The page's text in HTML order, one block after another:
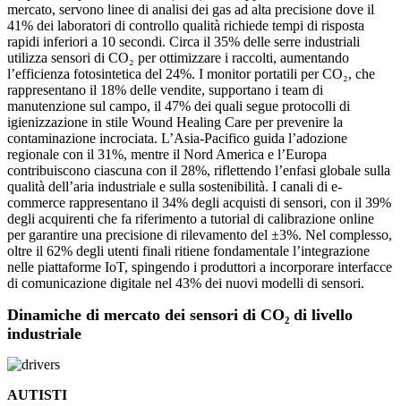
mercato, servono linee di analisi dei gas ad alta precisione dove il
41% dei laboratori di controllo qualità richiede tempi di risposta
rapidi inferiori a 10 secondi. Circa il 35% delle serre industriali
utilizza sensori di CO₂ per ottimizzare i raccolti, aumentando
l’efficienza fotosintetica del 24%. I monitor portatili per CO₂, che
rappresentano il 18% delle vendite, supportano i team di
manutenzione sul campo, il 47% dei quali segue protocolli di
igienizzazione in stile Wound Healing Care per prevenire la
contaminazione incrociata. L’Asia-Pacifico guida l’adozione
regionale con il 31%, mentre il Nord America e l’Europa
contribuiscono ciascuna con il 28%, riflettendo l’enfasi globale sulla
qualità dell’aria industriale e sulla sostenibilità. I canali di e-
commerce rappresentano il 34% degli acquisti di sensori, con il 39%
degli acquirenti che fa riferimento a tutorial di calibrazione online
per garantire una precisione di rilevamento del ±3%. Nel complesso,
oltre il 62% degli utenti finali ritiene fondamentale l’integrazione
nelle piattaforme IoT, spingendo i produttori a incorporare interfacce
di comunicazione digitale nel 43% dei nuovi modelli di sensori.
Dinamiche di mercato dei sensori di CO₂ di livello
industriale
AUTISTI